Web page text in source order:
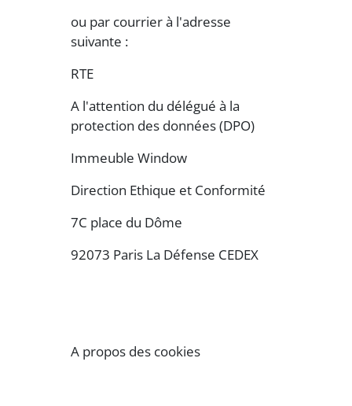
ou par courrier à l'adresse
suivante :
RTE
A l'attention du délégué à la
protection des données (DPO)
Immeuble Window
Direction Ethique et Conformité
7C place du Dôme
92073 Paris La Défense CEDEX
A propos des cookies